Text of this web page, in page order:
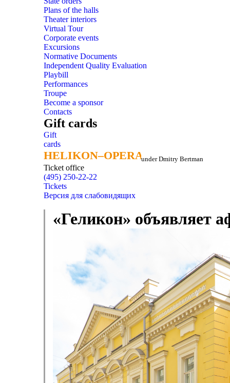
Plans of the halls
Theater interiors
Virtual Tour
Corporate events
Excursions
Normative Documents
Independent Quality Evaluation
Playbill
Performances
Troupe
Become a sponsor
Contacts
Gift cards
Gift
cards
HELIKON–OPERA
HELIKON–OPERAunder Dmitry Bertman
Ticket office
(495) 250-22-22
Tickets
Версия для слабовидящих
«Геликон» объявляет